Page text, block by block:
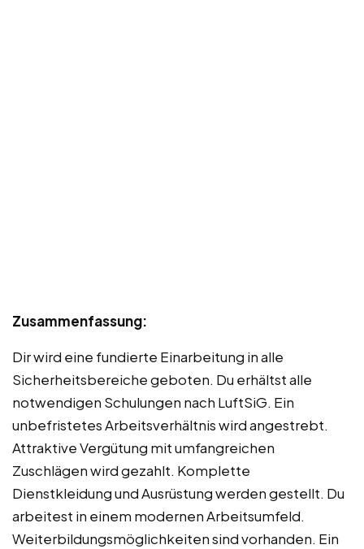
Zusammenfassung:
Dir wird eine fundierte Einarbeitung in alle
Sicherheitsbereiche geboten. Du erhältst alle
notwendigen Schulungen nach LuftSiG. Ein
unbefristetes Arbeitsverhältnis wird angestrebt.
Attraktive Vergütung mit umfangreichen
Zuschlägen wird gezahlt. Komplette
Dienstkleidung und Ausrüstung werden gestellt. Du
arbeitest in einem modernen Arbeitsumfeld.
Weiterbildungsmöglichkeiten sind vorhanden. Ein